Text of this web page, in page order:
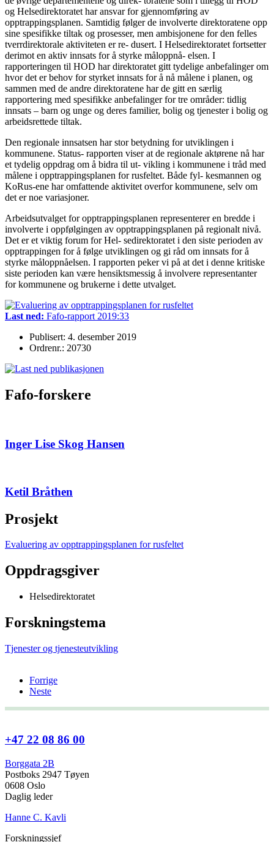
og Helsedirektoratet har ansvar for gjennomføring av
opptrappingsplanen. Samtidig følger de involverte direktoratene opp
sine spesifikke tiltak og prosesser, men ambisjonene for den felles
tverrdirektorale aktiviteten er re- dusert. I Helsedirektoratet fortsetter
derimot en aktiv innsats for å styrke måloppnå- elsen. I
rapporteringen til HOD har direktoratet gitt tydelige anbefalinger om
hvor det er behov for styrket innsats for å nå målene i planen, og
sammen med de andre direktoratene har de gitt en særlig
rapportering med spesifikke anbefalinger for tre områder: tidlig
innsats – barn og unge og deres familier, bolig og tjenester i bolig og
arbeidsrettede tiltak.
Den regionale innsatsen har stor betydning for utviklingen i
kommunene. Status- rapporten viser at de regionale aktørene nå har
et tydelig oppdrag om å bidra til ut- vikling i kommunene i tråd med
målene i opptrappingsplanen for rusfeltet. Både fyl- kesmannen og
KoRus-ene har omfattende aktivitet overfor kommunene, selv om
det er noe variasjoner.
Arbeidsutvalget for opptrappingsplanen representerer en bredde i
involverte i oppfølgingen av opptrappingsplanen på regionalt nivå.
Det er et viktig forum for Hel- sedirektoratet i den siste perioden av
opptrappingen for å følge utviklingen og gi råd om innsats for å
styrke måloppnåelsen. I rapporten peker vi på at det i denne kritiske
siste perioden kan være hensiktsmessig å involvere representanter
for kommunene og brukerne i dette utvalget.
Last ned: Fafo-rapport 2019:33
Publisert: 4. desember 2019
Ordrenr.: 20730
Fafo-forskere
Inger Lise Skog Hansen
Ketil Bråthen
Prosjekt
Evaluering av opptrappingsplanen for rusfeltet
Oppdragsgiver
Helsedirektoratet
Forskningstema
Tjenester og tjenesteutvikling
Forrige
Neste
+47 22 08 86 00
Borggata 2B
Postboks 2947 Tøyen
0608 Oslo
Daglig leder
Hanne C. Kavli
Forskningssjef